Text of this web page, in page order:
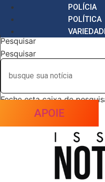
POLÍCIA
POLÍTICA
Pesquisar
Pesquisar
Feche esta caixa de
APOIE